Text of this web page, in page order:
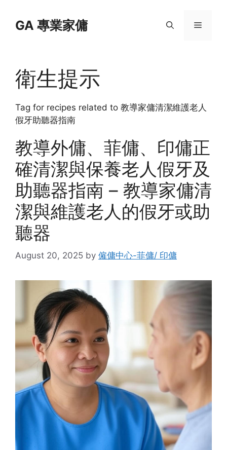
contentGA 專業家傭 Menu
衛生提示
Tag for recipes related to 教導家傭清潔維護老人
假牙助聽器指南
教導外傭、菲傭、印傭正
確清潔與保養老人假牙及
助聽器指南 – 教導家傭清
潔與維護老人的假牙或助
聽器
August 20, 2025 by 僱傭中心-菲傭/ 印傭